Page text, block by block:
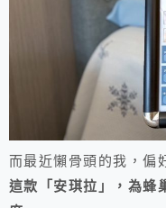
而最近懶骨頭的我，偏
這款「安琪拉」，為蜂